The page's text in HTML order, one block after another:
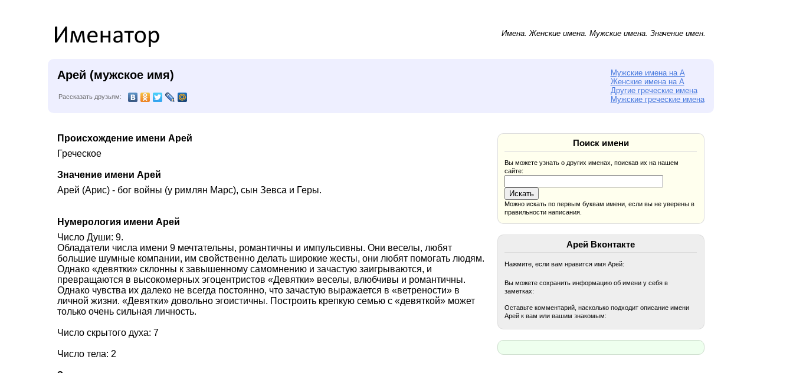
Имена.Женские имена.Мужские имена. Значение имен.
Арей (мужское имя)
Мужские имена на А
Женские имена на А
Другие греческие имена
Мужские греческие имена
Рассказать друзьям:
Происхождение имени Арей
Греческое
Значение имени Арей
Арей (Арис) - бог войны (у римлян Марс), сын Зевса и Геры.
Нумерология имени Арей
Число Души: 9.
Обладатели числа имени 9 мечтательны, романтичны и импульсивны. Они веселы, любят
большие шумные компании, им свойственно делать широкие жесты, они любят помогать людям.
Однако «девятки» склонны к завышенному самомнению и зачастую заигрываются, и
превращаются в высокомерных эгоцентристов «Девятки» веселы, влюбчивы и романтичны.
Однако чувства их далеко не всегда постоянно, что зачастую выражается в «ветрености» в
личной жизни. «Девятки» довольно эгоистичны. Построить крепкую семью с «девяткой» может
только очень сильная личность.
Число скрытого духа: 7
Число тела: 2
Поиск имени
Вы можете узнать о других именах, поискав их на нашем
сайте:
Можно искать по первым буквам имени, если вы не уверены в
правильности написания.
Арей Вконтакте
Нажмите, если вам нравится имя Арей:
Вы можете сохранить информацию об имени у себя в
заметках:
Оставьте комментарий, насколько подходит описание имени
Арей к вам или вашим знакомым: